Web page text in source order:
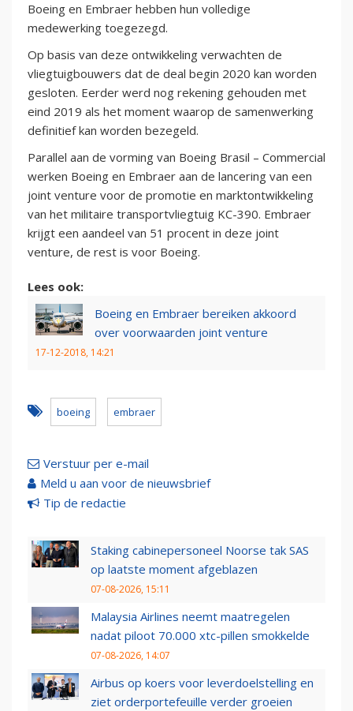
Boeing en Embraer hebben hun volledige
medewerking toegezegd.
Op basis van deze ontwikkeling verwachten de
vliegtuigbouwers dat de deal begin 2020 kan worden
gesloten. Eerder werd nog rekening gehouden met
eind 2019 als het moment waarop de samenwerking
definitief kan worden bezegeld.
Parallel aan de vorming van Boeing Brasil – Commercial
werken Boeing en Embraer aan de lancering van een
joint venture voor de promotie en marktontwikkeling
van het militaire transportvliegtuig KC-390. Embraer
krijgt een aandeel van 51 procent in deze joint
venture, de rest is voor Boeing.
Lees ook:
Boeing en Embraer bereiken akkoord
over voorwaarden joint venture
17-12-2018, 14:21
boeing embraer
Verstuur per e-mail
Meld u aan voor de nieuwsbrief
Tip de redactie
Staking cabinepersoneel Noorse tak SAS
op laatste moment afgeblazen
07-08-2026, 15:11
Malaysia Airlines neemt maatregelen
nadat piloot 70.000 xtc-pillen smokkelde
07-08-2026, 14:07
Airbus op koers voor leverdoelstelling en
ziet orderportefeuille verder groeien